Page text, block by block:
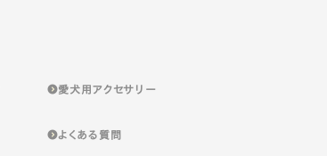
愛犬用アクセサリー
よくある質問